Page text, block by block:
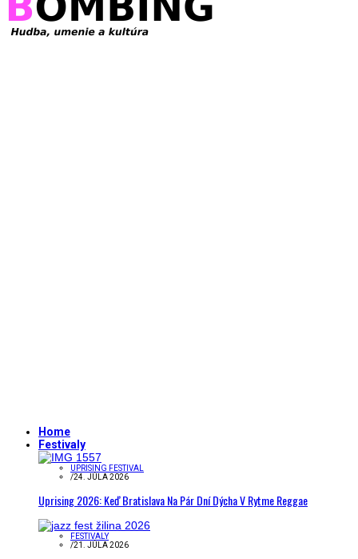
Home
Festivaly
UPRISING FESTIVAL
/24. JÚLA 2026
Uprising 2026: Keď Bratislava Na Pár Dní Dýcha V Rytme Reggae
FESTIVALY
/21. JÚLA 2026